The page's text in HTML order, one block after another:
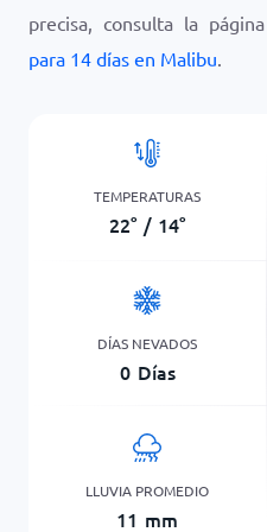
precisa, consulta la
para 14 días en Malibu.
TEMPERATURAS
22° / 14°
DÍAS NEVADOS
0 Días
LLUVIA PROMEDIO
11 mm